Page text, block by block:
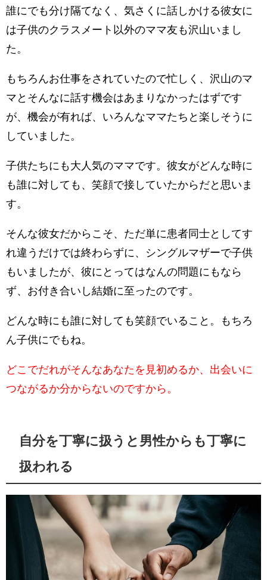
誰にでも分け隔てなく、気さくに話しかける彼女に
は子供のクラスメート以外のママ友も沢山いまし
た。
もちろんお仕事をされていたので忙しく、沢山のマ
マとそんなに話す機会はあまりなかったはずです
が、機会が有れば、いろんなママたちと楽しそうに
していました。
子供たちにも大人気のママです。彼女がどんな時に
も誰に対しても、笑顔で接していたからだと思いま
す。
そんな彼女だからこそ、ただ単に患者同士としてす
れ違うだけでは終わらずに、シングルマザーで子供
もいましたが、彼にとってはなんの問題にもなら
ず、お付き合いし結婚に至ったのです。
どんな時にも誰に対しても笑顔でいること。もちろ
ん子供にでもね。
どこでだれがそんなあなたを見初めるか、出会いに
つながるか分からないのですから。
自分を丁寧に扱うと男性からも丁寧に
扱われる